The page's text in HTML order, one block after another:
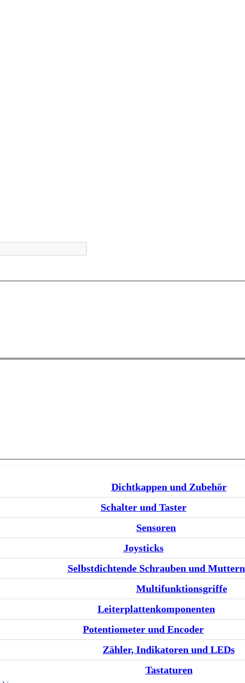
Dichtkappen und Zubehör
Schalter und Taster
Sensoren
Joysticks
Selbstdichtende Schrauben und Muttern
Multifunktionsgriffe
Leiterplattenkomponenten
Potentiometer und Encoder
Zähler, Indikatoren und LEDs
Tastaturen